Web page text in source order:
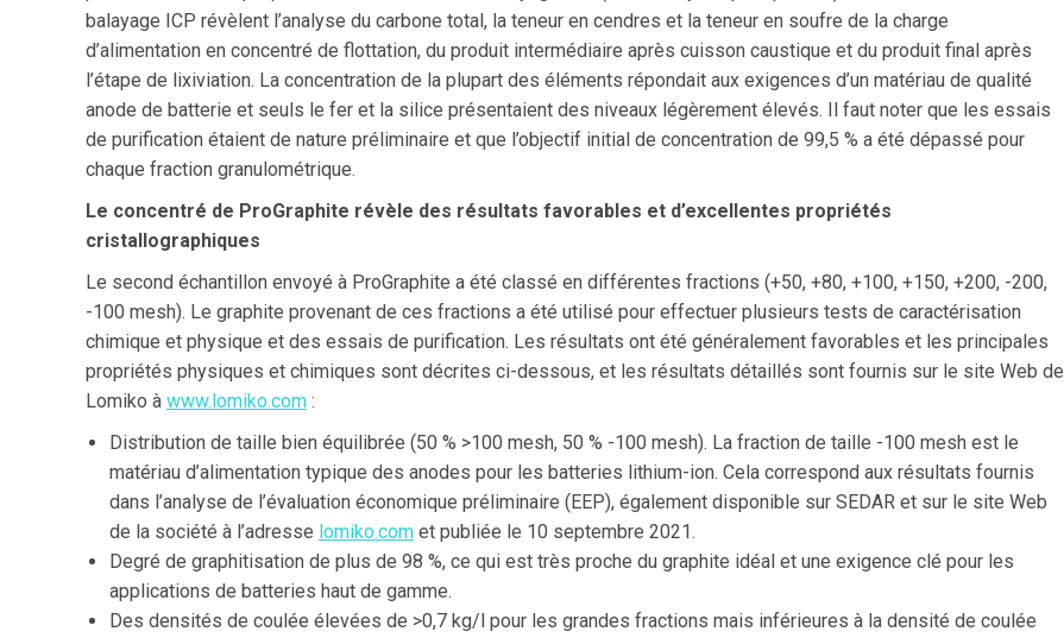
balayage ICP révèlent l’analyse du carbone total, la teneur en cendres et la teneur en soufre de la charge
d’alimentation en concentré de flottation, du produit intermédiaire après cuisson caustique et du produit final après
l’étape de lixiviation. La concentration de la plupart des éléments répondait aux exigences d’un matériau de qualité
anode de batterie et seuls le fer et la silice présentaient des niveaux légèrement élevés. Il faut noter que les essais
de purification étaient de nature préliminaire et que l’objectif initial de concentration de 99,5 % a été dépassé pour
chaque fraction granulométrique.
Le concentré de ProGraphite révèle des résultats favorables et d’excellentes propriétés
cristallographiques
Le second échantillon envoyé à ProGraphite a été classé en différentes fractions (+50, +80, +100, +150, +200, -200,
-100 mesh). Le graphite provenant de ces fractions a été utilisé pour effectuer plusieurs tests de caractérisation
chimique et physique et des essais de purification. Les résultats ont été généralement favorables et les principales
propriétés physiques et chimiques sont décrites ci-dessous, et les résultats détaillés sont fournis sur le site Web de
Lomiko à www.lomiko.com :
Distribution de taille bien équilibrée (50 % >100 mesh, 50 % -100 mesh). La fraction de taille -100 mesh est le
matériau d’alimentation typique des anodes pour les batteries lithium-ion. Cela correspond aux résultats fournis
dans l’analyse de l’évaluation économique préliminaire (EEP), également disponible sur SEDAR et sur le site Web
de la société à l’adresse lomiko.com et publiée le 10 septembre 2021.
Degré de graphitisation de plus de 98 %, ce qui est très proche du graphite idéal et une exigence clé pour les
applications de batteries haut de gamme.
Des densités de coulée élevées de >0,7 kg/l pour les grandes fractions mais inférieures à la densité de coulée